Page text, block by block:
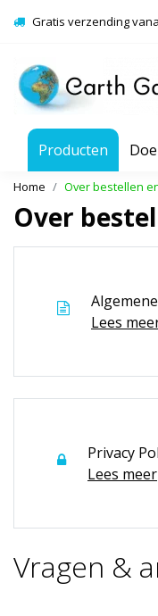
Gratis verzending
Producten
Home Over bestellen
Over
Lees
Privacy
Lees meer
Vragen &